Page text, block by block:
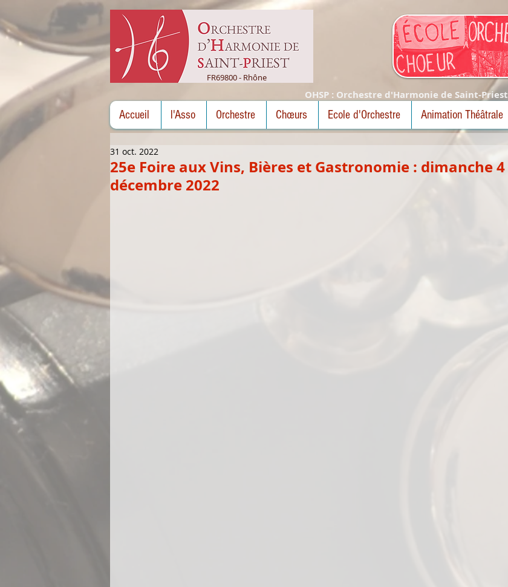
FR69800 - Rhône
OHSP : Orchestre d'Harmonie de Saint-Priest
Accueil l'Asso Orchestre Chœurs Ecole d'Orchestre Animation Théâtrale
25e Foire aux Vins, Bières et Gastronomie : dimanche 4
décembre 2022
31 oct. 2022